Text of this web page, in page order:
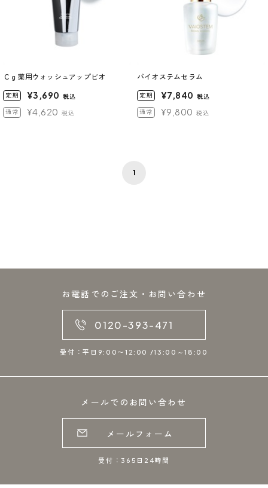
Ｃｇ薬用ウォッシュアップビオ
定期 ¥3,690 税込
通常 ¥4,620 税込
バイオステムセラム
定期 ¥7,840 税込
通常 ¥9,800 税込
1
お電話でのご注文・お問い合わせ
0120-393-471
受付：平日9:00〜12:00 /13:00～18:00
メールでのお問い合わせ
メールフォーム
受付：365日24時間